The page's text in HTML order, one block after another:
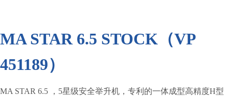
MA STAR 6.5 STOCK（VP
451189）
MA STAR 6.5 ，5星级安全举升机，专利的一体成型高精度H型